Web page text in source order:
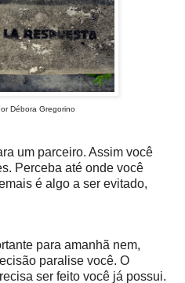
Débora Gregorino
um parceiro. Assim você
Perceba até onde você
é algo a ser evitado,
para amanhã nem,
paralise você. O
ser feito você já possui.